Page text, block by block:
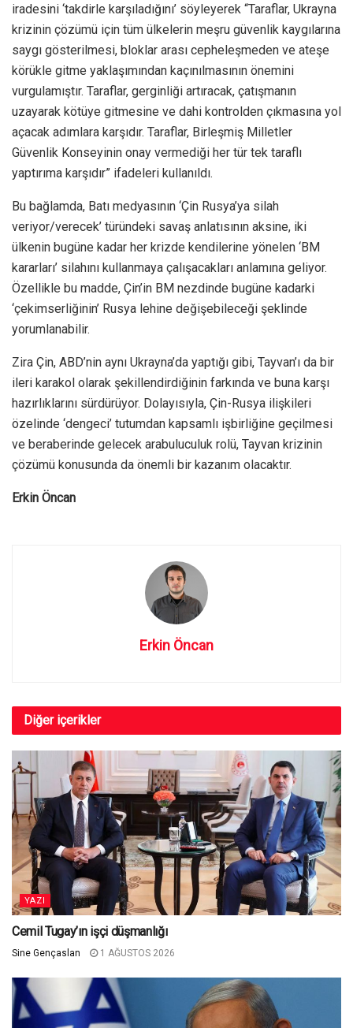
iradesini ‘takdirle karşıladığını’ söyleyerek “Taraflar, Ukrayna
krizinin çözümü için tüm ülkelerin meşru güvenlik kaygılarına
saygı gösterilmesi, bloklar arası cepheleşmeden ve ateşe
körükle gitme yaklaşımından kaçınılmasının önemini
vurgulamıştır. Taraflar, gerginliği artıracak, çatışmanın
uzayarak kötüye gitmesine ve dahi kontrolden çıkmasına yol
açacak adımlara karşıdır. Taraflar, Birleşmiş Milletler
Güvenlik Konseyinin onay vermediği her tür tek taraflı
yaptırıma karşıdır” ifadeleri kullanıldı.
Bu bağlamda, Batı medyasının ‘Çin Rusya’ya silah
veriyor/verecek’ türündeki savaş anlatısının aksine, iki
ülkenin bugüne kadar her krizde kendilerine yönelen ‘BM
kararları’ silahını kullanmaya çalışacakları anlamına geliyor.
Özellikle bu madde, Çin’in BM nezdinde bugüne kadarki
‘çekimserliğinin’ Rusya lehine değişebileceği şeklinde
yorumlanabilir.
Zira Çin, ABD’nin aynı Ukrayna’da yaptığı gibi, Tayvan’ı da bir
ileri karakol olarak şekillendirdiğinin farkında ve buna karşı
hazırlıklarını sürdürüyor. Dolayısıyla, Çin-Rusya ilişkileri
özelinde ‘dengeci’ tutumdan kapsamlı işbirliğine geçilmesi
ve beraberinde gelecek arabuluculuk rolü, Tayvan krizinin
çözümü konusunda da önemli bir kazanım olacaktır.
Erkin Öncan
Erkin Öncan
Diğer içerikler
YAZI
Cemil Tugay’ın işçi düşmanlığı
Sine Gençaslan 1 AĞUSTOS 2026